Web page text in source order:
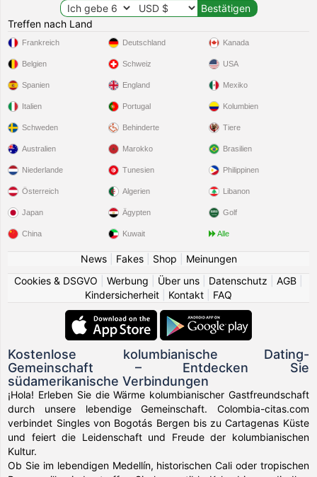
Treffen nach Land
Frankreich
Belgien
Spanien
Italien
Schweden
Deutschland
Schweiz
England
Portugal
Behinderte
Kanada
USA
Mexiko
Kolumbien
Tiere
Australien
Niederlande
Österreich
Japan
China
Marokko
Tunesien
Algerien
Ägypten
Kuwait
Brasilien
Philippinen
Libanon
Golf
Alle
News| Fakes| Shop
Meinungen
Cookies & DSGVO
Werbung Über uns Datenschutz AGB
Kindersicherheit
Kontakt FAQ
Kostenlose kolumbianische Dating-
Gemeinschaft – Entdecken Sie
südamerikanische Verbindungen
¡Hola! Erleben Sie die Wärme kolumbianischer Gastfreundschaft
durch unsere lebendige Gemeinschaft. Colombia-citas.com
verbindet Singles von Bogotás Bergen bis zu Cartagenas Küste
und feiert die Leidenschaft und Freude der kolumbianischen
Kultur.
Ob Sie im lebendigen Medellín, historischen Cali oder tropischen